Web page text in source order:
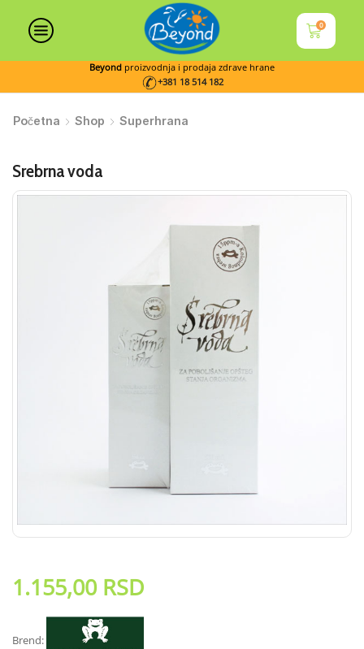
0
Beyond proizvodnja i prodaja zdrave hrane
+381 18 514 182
Početna Shop Superhrana
Srebrna voda
1.155,00 RSD
Brend: